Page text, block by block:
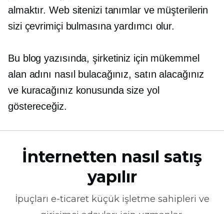
almaktır. Web sitenizi tanımlar ve müşterilerin
sizi çevrimiçi bulmasına yardımcı olur.
Bu blog yazısında, şirketiniz için mükemmel
alan adını nasıl bulacağınız, satın alacağınız
ve kuracağınız konusunda size yol
göstereceğiz.
İnternetten nasıl satış
yapılır
İpuçları e-ticaretküçük işletme sahipleri ve